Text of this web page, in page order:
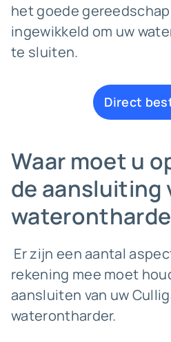
het goede
ingewikkeld om uw
te sluiten.
Direct
Waar moet u
de aansluiting
Er zijn een aantal
rekening mee moet
aansluiten van uw
waterontharder.